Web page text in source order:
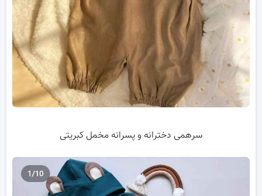
سرهمی دخترانه و پسرانه مخمل کبریتی